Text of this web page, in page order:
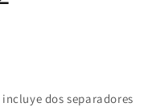
incluye dos separadores